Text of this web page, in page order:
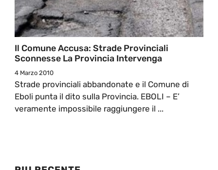
Il Comune Accusa: Strade Provinciali
Sconnesse La Provincia Intervenga
4 Marzo 2010
Strade provinciali abbandonate e il Comune di
Eboli punta il dito sulla Provincia. EBOLI – E’
veramente impossibile raggiungere il ...